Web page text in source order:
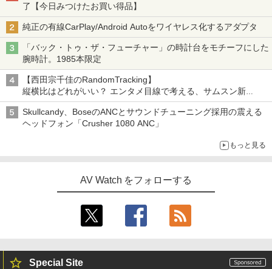
了【今日みつけたお買い得品】
純正の有線CarPlay/Android Autoをワイヤレス化するアダプタ
「バック・トゥ・ザ・フューチャー」の時計台をモチーフにした
腕時計。1985本限定
【西田宗千佳のRandomTracking】
縦横比はどれがいい？ エンタメ目線で考える、サムスン新
「Galaxy Z Fold」
Skullcandy、BoseのANCとサウンドチューニング採用の震える
ヘッドフォン「Crusher 1080 ANC」
もっと見る
AV Watch をフォローする
Special Site